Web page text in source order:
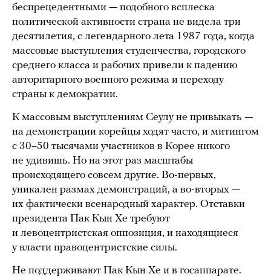
беспрецедентными — подобного всплеска
политической активности страна не видела три
десятилетия, с легендарного лета 1987 года, когда
массовые выступления студенчества, городского
среднего класса и рабочих привели к падению
авторитарного военного режима и переходу
страны к демократии.
К массовым выступлениям Сеулу не привыкать —
на демонстрации корейцы ходят часто, и митингом
с 30–50 тысячами участников в Корее никого
не удивишь. Но на этот раз масштабы
происходящего совсем другие. Во-первых,
уникален размах демонстраций, а во-вторых —
их фактически всенародный характер. Отставки
президента Пак Кын Хе требуют
и левоцентристская оппозиция, и находящиеся
у власти правоцентристские силы.
Не поддерживают Пак Кын Хе и в госаппарате.